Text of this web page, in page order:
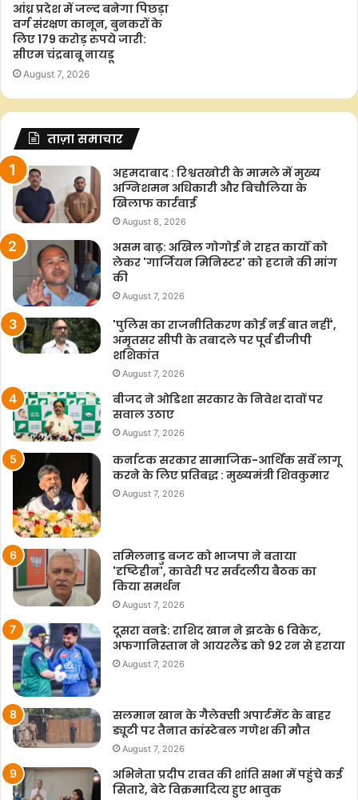
आंध्र प्रदेश में जल्द बनेगा पिछड़ा
वर्ग संरक्षण कानून, बुनकरों के
लिए 179 करोड़ रुपये जारी:
सीएम चंद्रबाबू नायडू
August 7, 2026
ताज़ा समाचार
अहमदाबाद : रिश्वतखोरी के मामले में मुख्य
अग्निशमन अधिकारी और बिचौलिया के
खिलाफ कार्रवाई
August 8, 2026
असम बाढ़: अखिल गोगोई ने राहत कार्यों को
लेकर 'गार्जियन मिनिस्टर' को हटाने की मांग
की
August 7, 2026
'पुलिस का राजनीतिकरण कोई नई बात नहीं',
अमृतसर सीपी के तबादले पर पूर्व डीजीपी
शशिकांत
August 7, 2026
बीजद ने ओडिशा सरकार के निवेश दावों पर
सवाल उठाए
August 7, 2026
कर्नाटक सरकार सामाजिक-आर्थिक सर्वे लागू
करने के लिए प्रतिबद्ध : मुख्यमंत्री शिवकुमार
August 7, 2026
तमिलनाडु बजट को भाजपा ने बताया
'दृष्टिहीन', कावेरी पर सर्वदलीय बैठक का
किया समर्थन
August 7, 2026
दूसरा वनडे: राशिद खान ने झटके 6 विकेट,
अफगानिस्तान ने आयरलैंड को 92 रन से हराया
August 7, 2026
सलमान खान के गैलेक्सी अपार्टमेंट के बाहर
ड्यूटी पर तैनात कांस्टेबल गणेश की मौत
August 7, 2026
अभिनेता प्रदीप रावत की शांति सभा में पहुंचे कई
सितारे, बेटे विक्रमादित्य हुए भावुक